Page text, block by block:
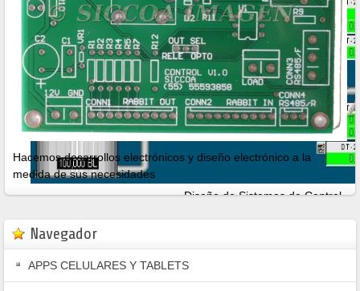
Diseño de Sistemas de Control
Programación de SCADA y PLC
Hacemos desarrollos electrónicos y diseño electrónico a la
medida de sus necesidades
Navegador
APPS CELULARES Y TABLETS